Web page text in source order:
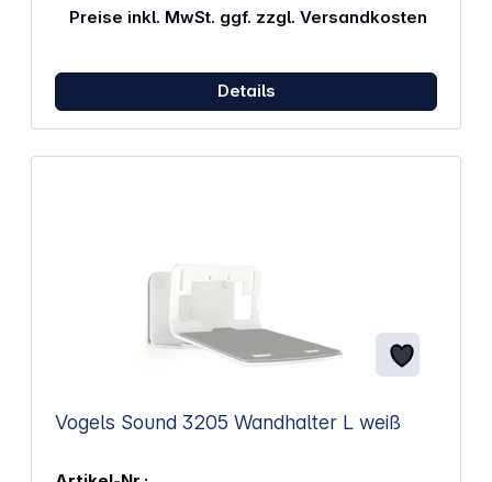
Preise inkl. MwSt. ggf. zzgl. Versandkosten
Details
Vogels Sound 3205 Wandhalter L weiß